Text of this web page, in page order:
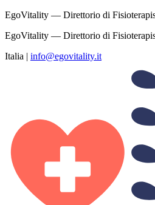
EgoVitality — Direttorio di
EgoVitality — Direttorio di
Italia | info@egovitality.it